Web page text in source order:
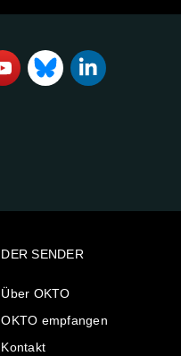
DER SENDER
Über OKTO
OKTO empfangen
Kontakt